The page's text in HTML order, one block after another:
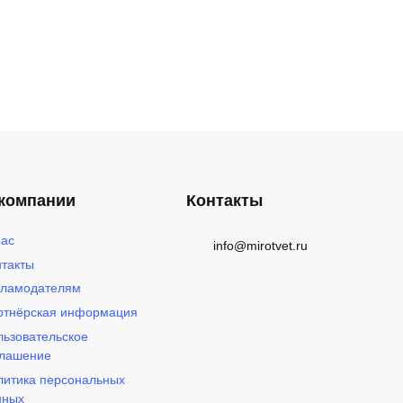
128 ГБ, Dual nano-SIM +
информация
персональных
Контакты
info@mirotvet.ru